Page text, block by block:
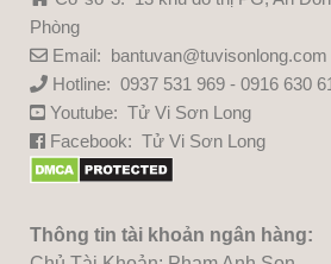
Phòng
Email: bantuvan@tuvisonlong.com
Hotline: 0937 531 969 - 0916 630
Youtube: Tử Vi Sơn Long
Facebook: Tử Vi Sơn Long
Thông tin tài khoản ngân hàng: